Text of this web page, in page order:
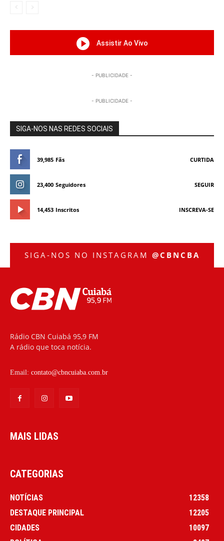
Assistir Ao Vivo
- PUBLICIDADE -
- PUBLICIDADE -
SIGA-NOS NAS REDES SOCIAIS
39,985 Fãs CURTIDA
23,400 Seguidores SEGUIR
14,453 Inscritos INSCREVA-SE
SIGA-NOS NO INSTAGRAM @CBNCBA
Rádio CBN Cuiabá 95,9 FM
A rádio que toca notícia.
Email: contato@cbncuiaba.com.br
MAIS LIDAS
CATEGORIAS
NOTÍCIAS
12358
DESTAQUE PRINCIPAL
12205
CIDADES
10097